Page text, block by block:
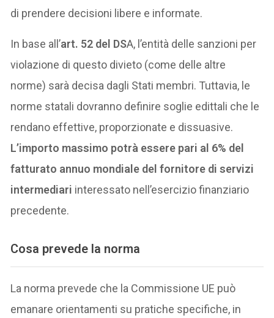
di prendere decisioni libere e informate.
In base all’art. 52 del DSA, l’entità delle sanzioni per
violazione di questo divieto (come delle altre
norme) sarà decisa dagli Stati membri. Tuttavia, le
norme statali dovranno definire soglie edittali che le
rendano effettive, proporzionate e dissuasive.
L’importo massimo potrà essere pari al 6% del
fatturato annuo mondiale del fornitore di servizi
intermediari interessato nell’esercizio finanziario
precedente.
Cosa prevede la norma
La norma prevede che la Commissione UE può
emanare orientamenti su pratiche specifiche, in